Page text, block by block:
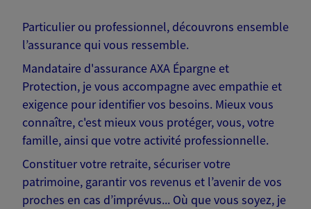
Particulier ou professionnel, découvrons ensemble
l’assurance qui vous ressemble.
Mandataire d'assurance AXA Épargne et
Protection, je vous accompagne avec empathie et
exigence pour identifier vos besoins. Mieux vous
connaître, c'est mieux vous protéger, vous, votre
famille, ainsi que votre activité professionnelle.
Constituer votre retraite, sécuriser votre
patrimoine, garantir vos revenus et l’avenir de vos
proches en cas d’imprévus... Où que vous soyez, je